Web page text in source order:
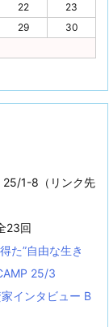
22
23
29
30
25/1-8（リンク先
23回
た”自由な生き
25/3
インタビュー B